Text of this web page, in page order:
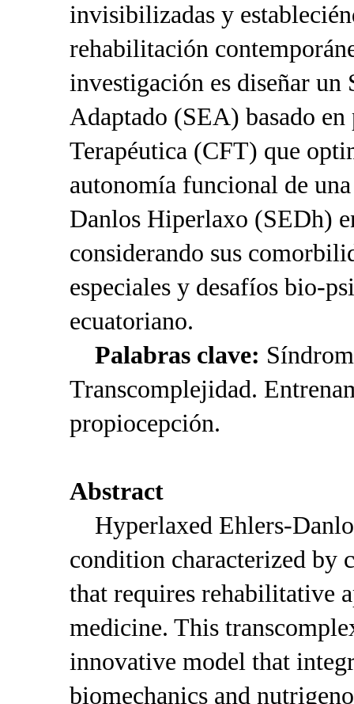
invisibilizadas y
rehabilitación
investigación es diseñar un
Adaptado (SEA) basado
Terapéutica (CFT) que
autonomía funcional de
Danlos Hiperlaxo (SEDh)
considerando sus
especiales y desafíos bio-
ecuatoriano.
Palabras clave:
Transcomplejidad.
propiocepción.
Abstract
Hyperlaxed Ehlers-
condition characterized by
that requires rehabilitative
medicine. This
innovative model that
biomechanics and